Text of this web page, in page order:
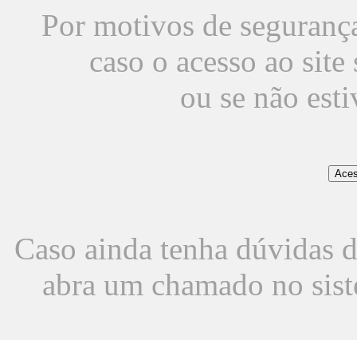
Por motivos de
caso o acesso ao
ou se não
Caso ainda tenha dúvidas
abra um chamado no